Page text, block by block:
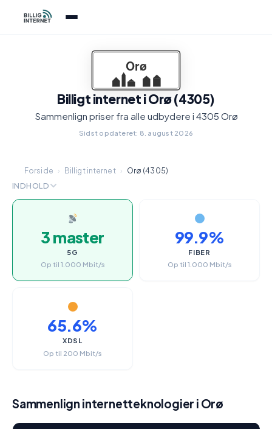
Billigt internet i Orø (4305)
Sammenlign priser fra alle udbydere i 4305 Orø
Sidst opdateret: 8. august 2026
Forside › Billigt internet › Orø (4305)
INDHOLD
3 master
5G
Op til 1.000 Mbit/s
99.9%
FIBER
Op til 1.000 Mbit/s
65.6%
XDSL
Op til 200 Mbit/s
Sammenlign internetteknologier i Orø